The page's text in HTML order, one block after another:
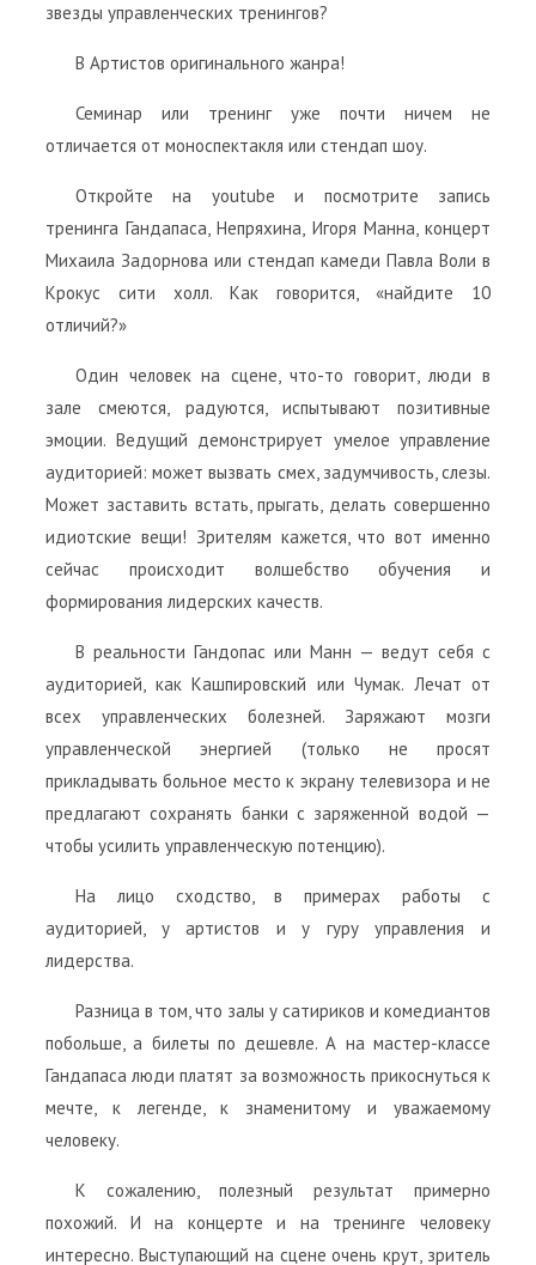
звезды управленческих тренингов?
В Артистов оригинального жанра!
Семинар или тренинг уже почти ничем не
отличается от моноспектакля или стендап шоу.
Откройте на youtube и посмотрите запись
тренинга Гандапаса, Непряхина, Игоря Манна, концерт
Михаила Задорнова или стендап камеди Павла Воли в
Крокус сити холл. Как говорится, «найдите 10
отличий?»
Один человек на сцене, что-то говорит, люди в
зале смеются, радуются, испытывают позитивные
эмоции. Ведущий демонстрирует умелое управление
аудиторией: может вызвать смех, задумчивость, слезы.
Может заставить встать, прыгать, делать совершенно
идиотские вещи! Зрителям кажется, что вот именно
сейчас происходит волшебство обучения и
формирования лидерских качеств.
В реальности Гандопас или Манн — ведут себя с
аудиторией, как Кашпировский или Чумак. Лечат от
всех управленческих болезней. Заряжают мозги
управленческой энергией (только не просят
прикладывать больное место к экрану телевизора и не
предлагают сохранять банки с заряженной водой —
чтобы усилить управленческую потенцию).
На лицо сходство, в примерах работы с
аудиторией, у артистов и у гуру управления и
лидерства.
Разница в том, что залы у сатириков и комедиантов
побольше, а билеты по дешевле. А на мастер-классе
Гандапаса люди платят за возможность прикоснуться к
мечте, к легенде, к знаменитому и уважаемому
человеку.
К сожалению, полезный результат примерно
похожий. И на концерте и на тренинге человеку
интересно. Выступающий на сцене очень крут, зритель